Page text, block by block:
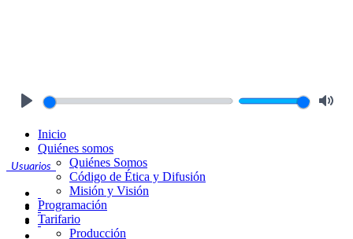
Usuarios
Inicio
Quiénes somos
Quiénes Somos
Código de Ética y Difusión
Misión y Visión
Programación
Tarifario
Producción